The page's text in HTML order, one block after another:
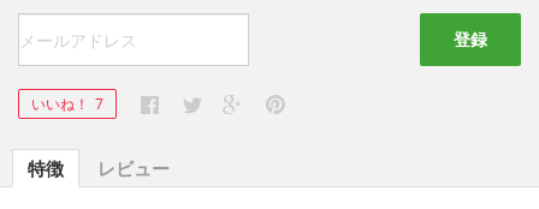
登録
いいね！ 7
特徴 レビュー